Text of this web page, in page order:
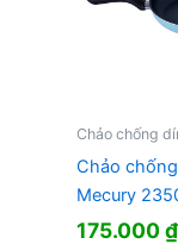
Chảo chống
Chảo
Mecury
175.000₫